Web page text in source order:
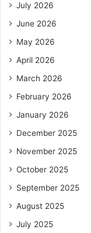
July 2026
June 2026
May 2026
April 2026
March 2026
February 2026
January 2026
December 2025
November 2025
October 2025
September 2025
August 2025
July 2025